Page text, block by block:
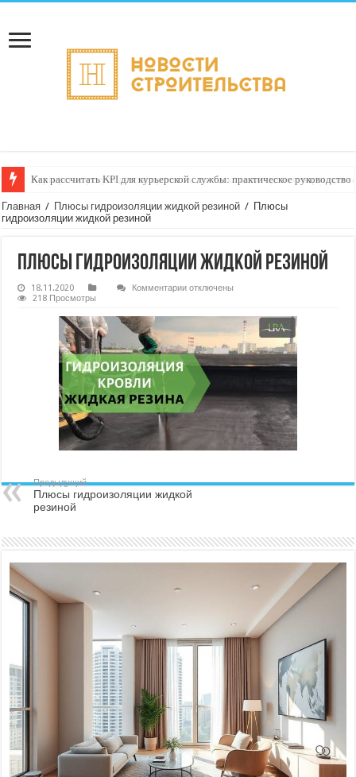
Как рассчитать KPI для курьерской службы: практическое руководство
Главная / Плюсы гидроизоляции жидкой резиной / Плюсы
гидроизоляции жидкой резиной
Плюсы гидроизоляции жидкой резиной
18.11.2020 Комментариик
гидроизоляции
резиной
отключены
218 Просмотры
Предыдущий
Плюсы гидроизоляции жидкой
резиной